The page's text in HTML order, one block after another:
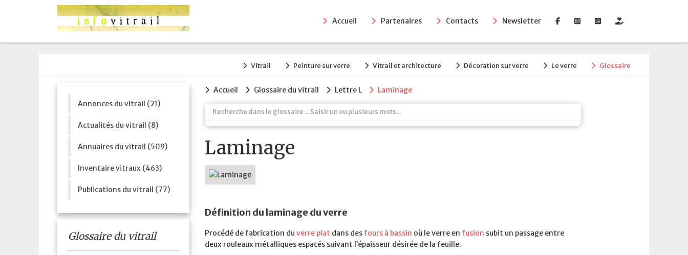
Vitrail Peinture sur verre Vitrail et architecture Décoration sur verre Le verre Glossaire
Accueil Partenaires Contacts Newsletter
Annonces du vitrail (21)
Actualités du vitrail (8)
Annuaires du vitrail (509)
Inventaire vitraux (463)
Publications du vitrail (77)
Glossaire du vitrail
Accueil Glossaire du vitrail Lettre L Laminage
Laminage
Définition du laminage du verre
Procédé de fabrication du verre plat dans des fours à bassin où le verre en fusion subit un passage entre
deux rouleaux métalliques espacés suivant l’épaisseur désirée de la feuille.